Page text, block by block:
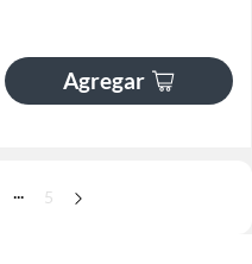
Agregar
... 5